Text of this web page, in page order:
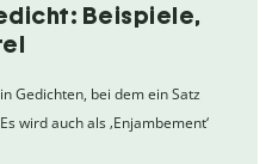
Beispiele,
Gedichten, bei dem ein Satz
wird auch als ‚Enjambement‘